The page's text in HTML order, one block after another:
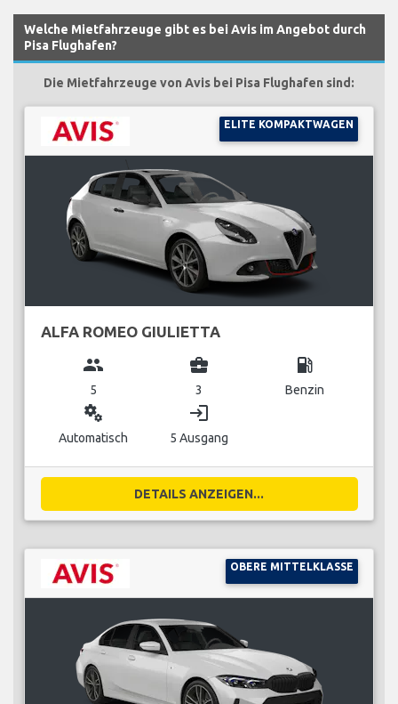
Welche Mietfahrzeuge gibt es bei Avis im Angebot durch
Pisa Flughafen?
Die Mietfahrzeuge von Avis bei Pisa Flughafen sind:
ELITE KOMPAKTWAGEN
ALFA ROMEO GIULIETTA
group
5
business_center
3
local_gas_station
Benzin
miscellaneous_services
Automatisch
login
5 Ausgang
DETAILS ANZEIGEN...
OBERE MITTELKLASSE